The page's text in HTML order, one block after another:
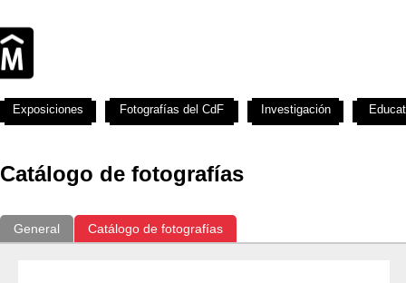
Catálogo de fotografías
General Catálogo de fotografías
Exposiciones Fotografías del CdF Investigación